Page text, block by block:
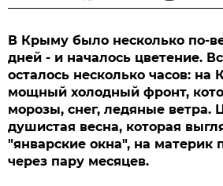
В Крыму было несколько по-
дней - и началось цветение.
осталось несколько часов: на
мощный холодный фронт,
морозы, снег, ледяные ветра.
душистая весна, которая
"январские окна", на материк
через пару месяцев.